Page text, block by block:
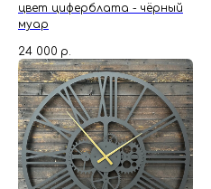
цвет циферблата - чёрный
муар
24 000 р.